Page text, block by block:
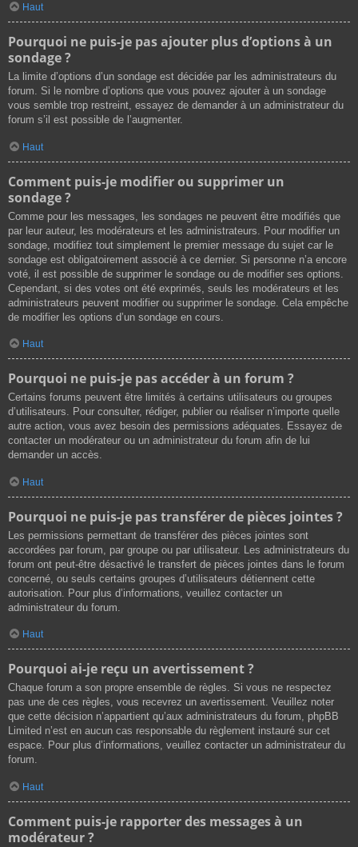
Haut
Pourquoi ne puis-je pas ajouter plus d’options à un
sondage ?
La limite d’options d’un sondage est décidée par les administrateurs du
forum. Si le nombre d’options que vous pouvez ajouter à un sondage
vous semble trop restreint, essayez de demander à un administrateur du
forum s’il est possible de l’augmenter.
Haut
Comment puis-je modifier ou supprimer un
sondage ?
Comme pour les messages, les sondages ne peuvent être modifiés que
par leur auteur, les modérateurs et les administrateurs. Pour modifier un
sondage, modifiez tout simplement le premier message du sujet car le
sondage est obligatoirement associé à ce dernier. Si personne n’a encore
voté, il est possible de supprimer le sondage ou de modifier ses options.
Cependant, si des votes ont été exprimés, seuls les modérateurs et les
administrateurs peuvent modifier ou supprimer le sondage. Cela empêche
de modifier les options d’un sondage en cours.
Haut
Pourquoi ne puis-je pas accéder à un forum ?
Certains forums peuvent être limités à certains utilisateurs ou groupes
d’utilisateurs. Pour consulter, rédiger, publier ou réaliser n’importe quelle
autre action, vous avez besoin des permissions adéquates. Essayez de
contacter un modérateur ou un administrateur du forum afin de lui
demander un accès.
Haut
Pourquoi ne puis-je pas transférer de pièces jointes ?
Les permissions permettant de transférer des pièces jointes sont
accordées par forum, par groupe ou par utilisateur. Les administrateurs du
forum ont peut-être désactivé le transfert de pièces jointes dans le forum
concerné, ou seuls certains groupes d’utilisateurs détiennent cette
autorisation. Pour plus d’informations, veuillez contacter un
administrateur du forum.
Haut
Pourquoi ai-je reçu un avertissement ?
Chaque forum a son propre ensemble de règles. Si vous ne respectez
pas une de ces règles, vous recevrez un avertissement. Veuillez noter
que cette décision n’appartient qu’aux administrateurs du forum, phpBB
Limited n’est en aucun cas responsable du règlement instauré sur cet
espace. Pour plus d’informations, veuillez contacter un administrateur du
forum.
Haut
Comment puis-je rapporter des messages à un
modérateur ?